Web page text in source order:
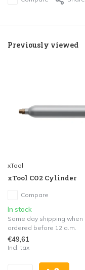
Previously viewed
xTool
xTool CO2 Cylinder
Compare
In stock
Same day shipping when
ordered before 12 a.m.
€49,61
Incl. tax